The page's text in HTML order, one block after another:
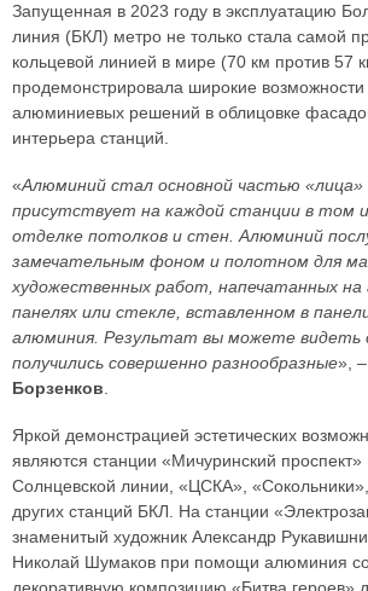
Запущенная в 2023 году в эксплуатацию
линия (БКЛ) метро не только стала самой
кольцевой линией в мире (70 км против 57
продемонстрировала широкие
алюминиевых решений в облицовке
интерьера станций.
«Алюминий стал основной частью
присутствует на каждой станции в том
отделке потолков и стен. Алюминий
замечательным фоном и полотном для
художественных работ, напечатанных
панелях или стекле, вставленном в
алюминия. Результат вы можете видеть
получились совершенно разнообразные»,
Борзенков
Яркой демонстрацией эстетических
являются станции «Мичуринский проспект»
Солнцевской линии, «ЦСКА»,
других станций БКЛ. На станции
знаменитый художник Александр
Николай Шумаков при помощи алюминия